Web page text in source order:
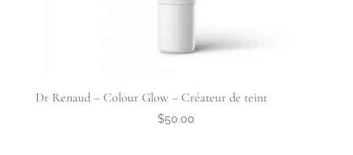
Dr Renaud – Colour Glow – Créateur de teint
$50.00